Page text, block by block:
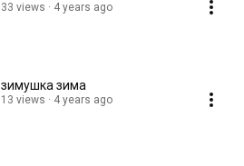
33 views 4 years ago
зимушка зима
13 views 4 years ago